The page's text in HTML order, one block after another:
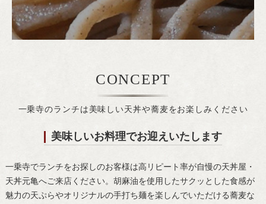
一乗寺のランチは美味しい天丼や蕎麦をお楽しみください
CONCEPT
美味しいお料理でお迎えいたします
一乗寺でランチをお探しのお客様は高リピート率が自慢の天丼屋・
天丼元亀へご来店ください。胡麻油を使用したサクッとした食感が
魅力の天ぷらやオリジナルの手打ち麺を楽しんでいただける蕎麦な